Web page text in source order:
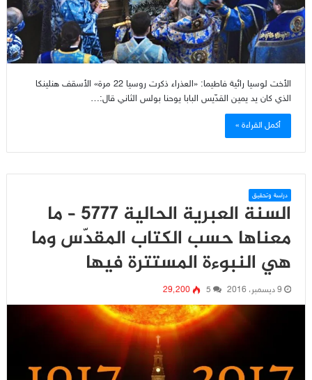
الأخت لوسيا رائية فاطيما: «العذراء ذكرت روسيا 22 مرة» الأسقف هنلينكا
الذي كان يد يمين القدّيس البابا يوحنا بولس الثاني قال:…
أكمل القراءة »
دراسة وتحقيق
السنة العبرية الحالية 5777 – ما
معناها حسب الكتاب المقدّس وما
هي النبوءة المستترة فيها
9 ديسمبر، 2016 5 29٬200